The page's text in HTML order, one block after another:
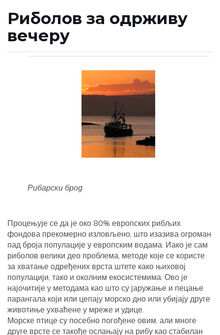
Риболов за одрживу
вечеру
Рибарски брод
Процењује се да је око 80% европских рибљих
фондова прекомерно изловљено, што изазива огроман
пад броја популације у европским водама. Иако је сам
риболов велики део проблема, методе које се користе
за хватање одређених врста штете како њиховој
популацији, тако и околним екосистемима. Ово је
најочитије у методама као што су јаружање и пецање
парангала који или цепају морско дно или убијају друге
животиње ухваћене у мреже и удице.
Морске птице су посебно погођене овим, али многе
друге врсте се такође ослањају на рибу као стабилан